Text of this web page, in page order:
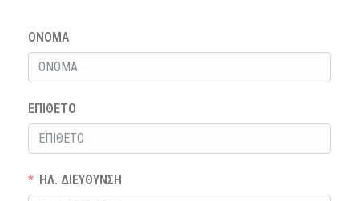
ΟΝΟΜΑ
ΕΠΙΘΕΤΟ
ΗΛ. ΔΙΕΥΘΥΝΣΗ